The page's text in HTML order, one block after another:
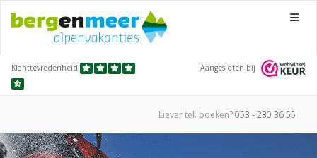
Menu
Klanttevredenheid Aangesloten bij
Liever tel. boeken?053 - 230 36 55